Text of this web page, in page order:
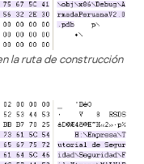
la ruta de construcción